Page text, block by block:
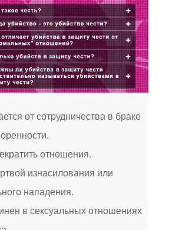
от сотрудничества в браке
отношения.
изнасилования или
нападения.
в сексуальных отношениях